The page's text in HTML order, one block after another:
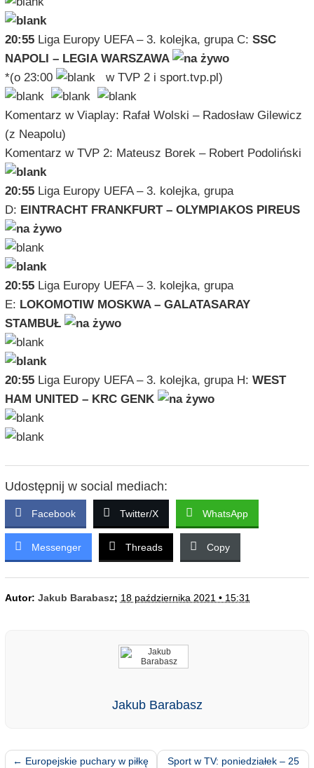
20:55Liga Europy UEFA – 3. kolejka, grupa C: SSC
NAPOLI – LEGIA WARSZAWA
*(o 23:00
w TVP 2 i sport.tvp.pl)
Komentarz w Viaplay: Rafał Wolski – Radosław Gilewicz
(z Neapolu)
Komentarz w TVP 2: Mateusz Borek – Robert Podoliński
20:55Liga Europy UEFA – 3. kolejka, grupa
D: EINTRACHT FRANKFURT – OLYMPIAKOS PIREUS
20:55Liga Europy UEFA – 3. kolejka, grupa
E: LOKOMOTIW MOSKWA – GALATASARAY
STAMBUŁ
20:55Liga Europy UEFA – 3. kolejka, grupa H: WEST
HAM UNITED – KRC GENK
Udostępnij w social mediach:
Facebook Twitter/X WhatsApp
Messenger Threads Copy
Autor: Jakub Barabasz; 18 października 2021 • 15:31
Jakub Barabasz
← Europejskie puchary w piłkę
Sport w TV: poniedziałek – 25